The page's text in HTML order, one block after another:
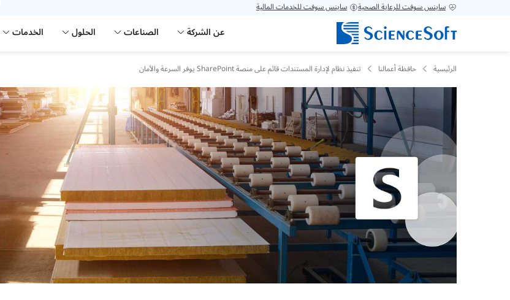
ساينس سوفت للرعاية الصحية ساينس سوفت للخدمات المالية
عن الشركة الصناعات الحلول الخدمات
الرئيسية حافظة أعمالنا تنفيذ نظام لإدارة المستندات قائم على منصة SharePoint يوفر السرعة والأمان